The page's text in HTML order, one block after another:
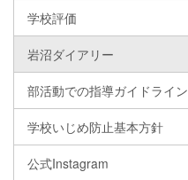
学校評価
岩沼ダイアリー
部活動での指導ガイドライン
学校いじめ防止基本方針
公式Instagram